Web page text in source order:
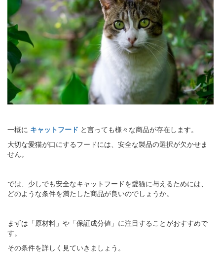
一概に キャットフード と言っても様々な商品が存在します。
大切な愛猫が口にするフードには、安全な製品の選択が欠かせま
せん。
では、少しでも安全なキャットフードを愛猫に与えるためには、
どのような条件を満たした商品が良いのでしょうか。
まずは「原材料」や「保証成分値」に注目することがおすすめで
す。
その条件を詳しく見ていきましょう。